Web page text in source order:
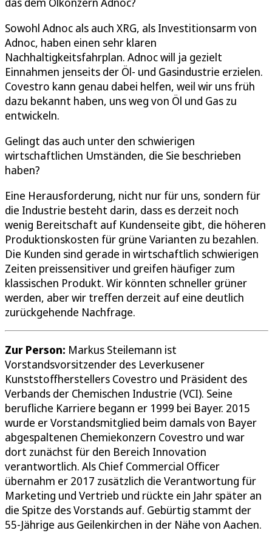
Sowohl Adnoc als auch XRG, als Investitionsarm von
Adnoc, haben einen sehr klaren
Nachhaltigkeitsfahrplan. Adnoc will ja gezielt
Einnahmen jenseits der Öl- und Gasindustrie erzielen.
Covestro kann genau dabei helfen, weil wir uns früh
dazu bekannt haben, uns weg von Öl und Gas zu
entwickeln.
Gelingt das auch unter den schwierigen
wirtschaftlichen Umständen, die Sie beschrieben
haben?
Eine Herausforderung, nicht nur für uns, sondern für
die Industrie besteht darin, dass es derzeit noch
wenig Bereitschaft auf Kundenseite gibt, die höheren
Produktionskosten für grüne Varianten zu bezahlen.
Die Kunden sind gerade in wirtschaftlich schwierigen
Zeiten preissensitiver und greifen häufiger zum
klassischen Produkt. Wir könnten schneller grüner
werden, aber wir treffen derzeit auf eine deutlich
zurückgehende Nachfrage.
Zur Person: Markus Steilemann ist
Vorstandsvorsitzender des Leverkusener
Kunststoffherstellers Covestro und Präsident des
Verbands der Chemischen Industrie (VCI). Seine
berufliche Karriere begann er 1999 bei Bayer. 2015
wurde er Vorstandsmitglied beim damals von Bayer
abgespaltenen Chemiekonzern Covestro und war
dort zunächst für den Bereich Innovation
verantwortlich. Als Chief Commercial Officer
übernahm er 2017 zusätzlich die Verantwortung für
Marketing und Vertrieb und rückte ein Jahr später an
die Spitze des Vorstands auf. Gebürtig stammt der
55-Jährige aus Geilenkirchen in der Nähe von Aachen.